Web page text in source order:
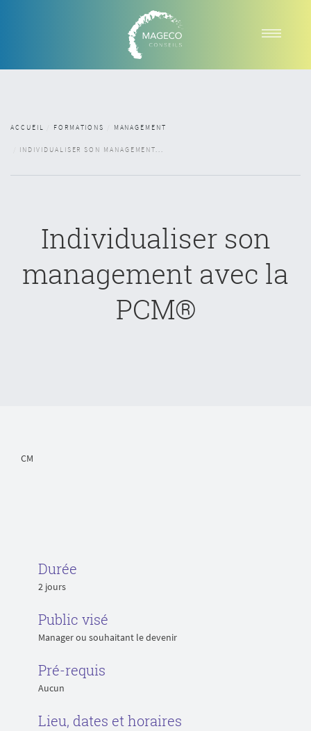
CONTACTS
ACCUEIL FORMATIONS MANAGEMENT
INDIVIDUALISER SON MANAGEMENT...
Individualiser son
management avec la
PCM®
CM
Durée
2 jours
Public visé
Manager ou souhaitant le devenir
Pré-requis
Aucun
Lieu, dates et horaires